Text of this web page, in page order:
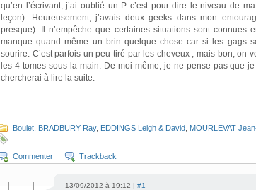
qu’en l’écrivant, j’ai oublié un P c’est pour dire le niveau de
leçon). Heureusement, j’avais deux geeks dans mon
presque). Il n’empêche que certaines situations sont connues
manque quand même un brin quelque chose car si les gags
sourire. C’est parfois un peu tiré par les cheveux ; mais bon, on
les 4 tomes sous la main. De moi-même, je ne pense pas que
chercherai à lire la suite.
Boulet BRADBURY Ray, EDDINGS Leigh & David MOURLEVAT
Commenter Trackback
13/09/2012 à 19:12 | #1